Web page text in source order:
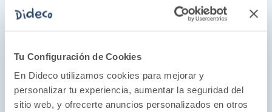
Tu Configuración de Cookies
En Dideco utilizamos cookies para mejorar y
personalizar tu experiencia, aumentar la seguridad del
sitio web, y ofrecerte anuncios personalizados en otros
Osito Tito. ¡Todos al tren!
Osito Tito. ¡Vamos en avión!
Osito Tito. Un día en el castillo
Osito Tito. ¡Vamos a construir!
Osito Tito. La gran carrera
Osito Tito. ¡Manos a la obra!